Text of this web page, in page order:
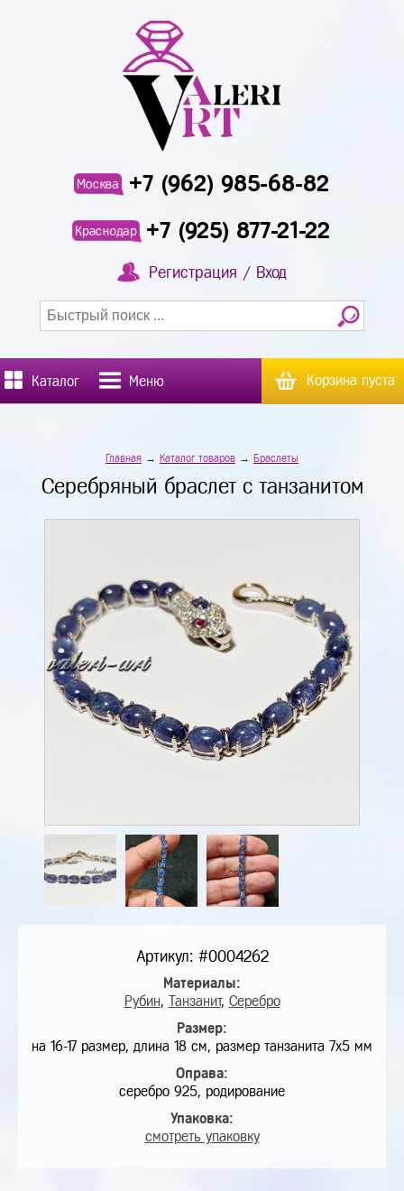
Москва +7 (962) 985-68-82
Краснодар +7 (925) 877-21-22
Регистрация / Вход
Каталог Меню Корзина пуста
Главная → Каталог товаров → Браслеты
Серебряный браслет с танзанитом
Артикул: #0004262
Материалы:
Рубин, Танзанит, Серебро
Размер:
на 16-17 размер, длина 18 см, размер танзанита 7х5 мм
Оправа:
серебро 925, родирование
Упаковка:
смотреть упаковку